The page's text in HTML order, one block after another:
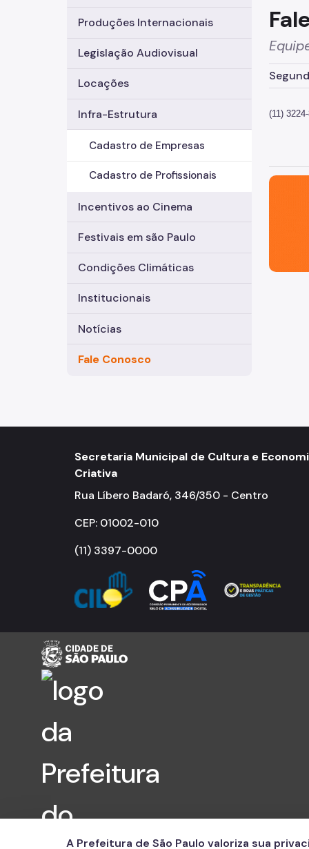
Produções Internacionais
Legislação Audiovisual
Locações
Infra-Estrutura
Cadastro de Empresas
Cadastro de Profissionais
Incentivos ao Cinema
Festivais em são Paulo
Condições Climáticas
Institucionais
Notícias
Fale Conosco
(11)
São
Secretaria Municipal de Cultura e
Criativa
Rua Líbero Badaró, 346/350 - Centro
CEP: 01002-010
(11) 3397-0000
A Prefeitura de São Paulo valoriza sua